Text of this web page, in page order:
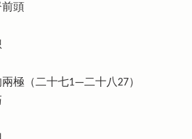
頭
極（二十七1—二十八27）